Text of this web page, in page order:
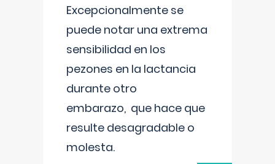
Excepcionalmente se
puede notar una extrema
sensibilidad en los
pezones en la lactancia
durante otro
embarazo, que hace que
resulte desagradable o
molesta.